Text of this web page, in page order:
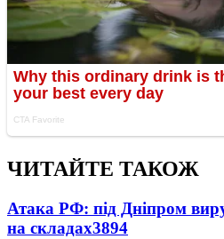
ЧИТАЙТЕ ТАКОЖ
Атака РФ: під Дніпром
на складах3894